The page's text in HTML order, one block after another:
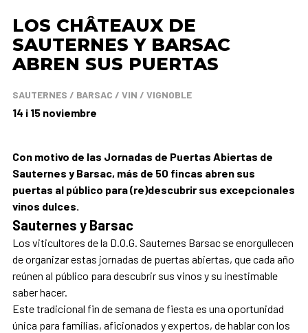
LOS CHÂTEAUX DE
SAUTERNES Y BARSAC
ABREN SUS PUERTAS
SAUTERNES / BARSAC / VIN / VIGNOBLE
14 i 15 noviembre
Con motivo de las Jornadas de Puertas Abiertas de
Sauternes y Barsac, más de 50 fincas abren sus
puertas al público para (re)descubrir sus excepcionales
vinos dulces.
Sauternes y Barsac
Los viticultores de la D.O.G. Sauternes Barsac se enorgullecen
de organizar estas jornadas de puertas abiertas, que cada año
reúnen al público para descubrir sus vinos y su inestimable
saber hacer.
Este tradicional fin de semana de fiesta es una oportunidad
única para familias, aficionados y expertos, de hablar con los